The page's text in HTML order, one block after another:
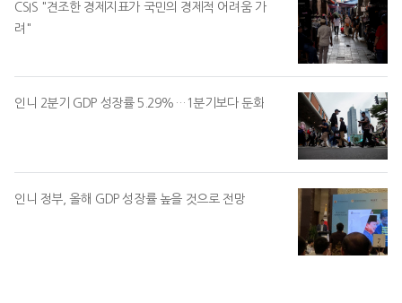
CSIS "견조한 경제지표가 국민의 경제적 어려움 가
려"
인니 2분기 GDP 성장률 5.29%…1분기보다 둔화
인니 정부, 올해 GDP 성장률 높을 것으로 전망